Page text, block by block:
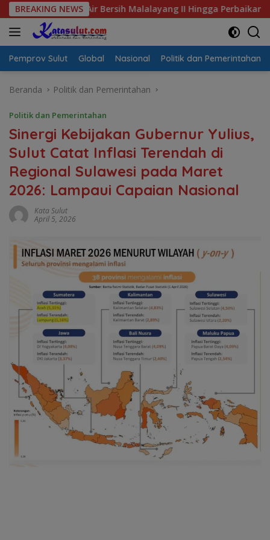
Langsung
ke
konten
BREAKING NEWS
Air Bersih Malalayang II Hingga Perbaikan Infrastruktur
Pemprov Sulut Global Nasional Politik dan Pemerintahan
Beranda Politik dan Pemerintahan
Politik dan Pemerintahan
Sinergi Kebijakan Gubernur Yulius,
Sulut Catat Inflasi Terendah di
Regional Sulawesi pada Maret
2026: Lampaui Capaian Nasional
Kata Sulut
April 5, 2026